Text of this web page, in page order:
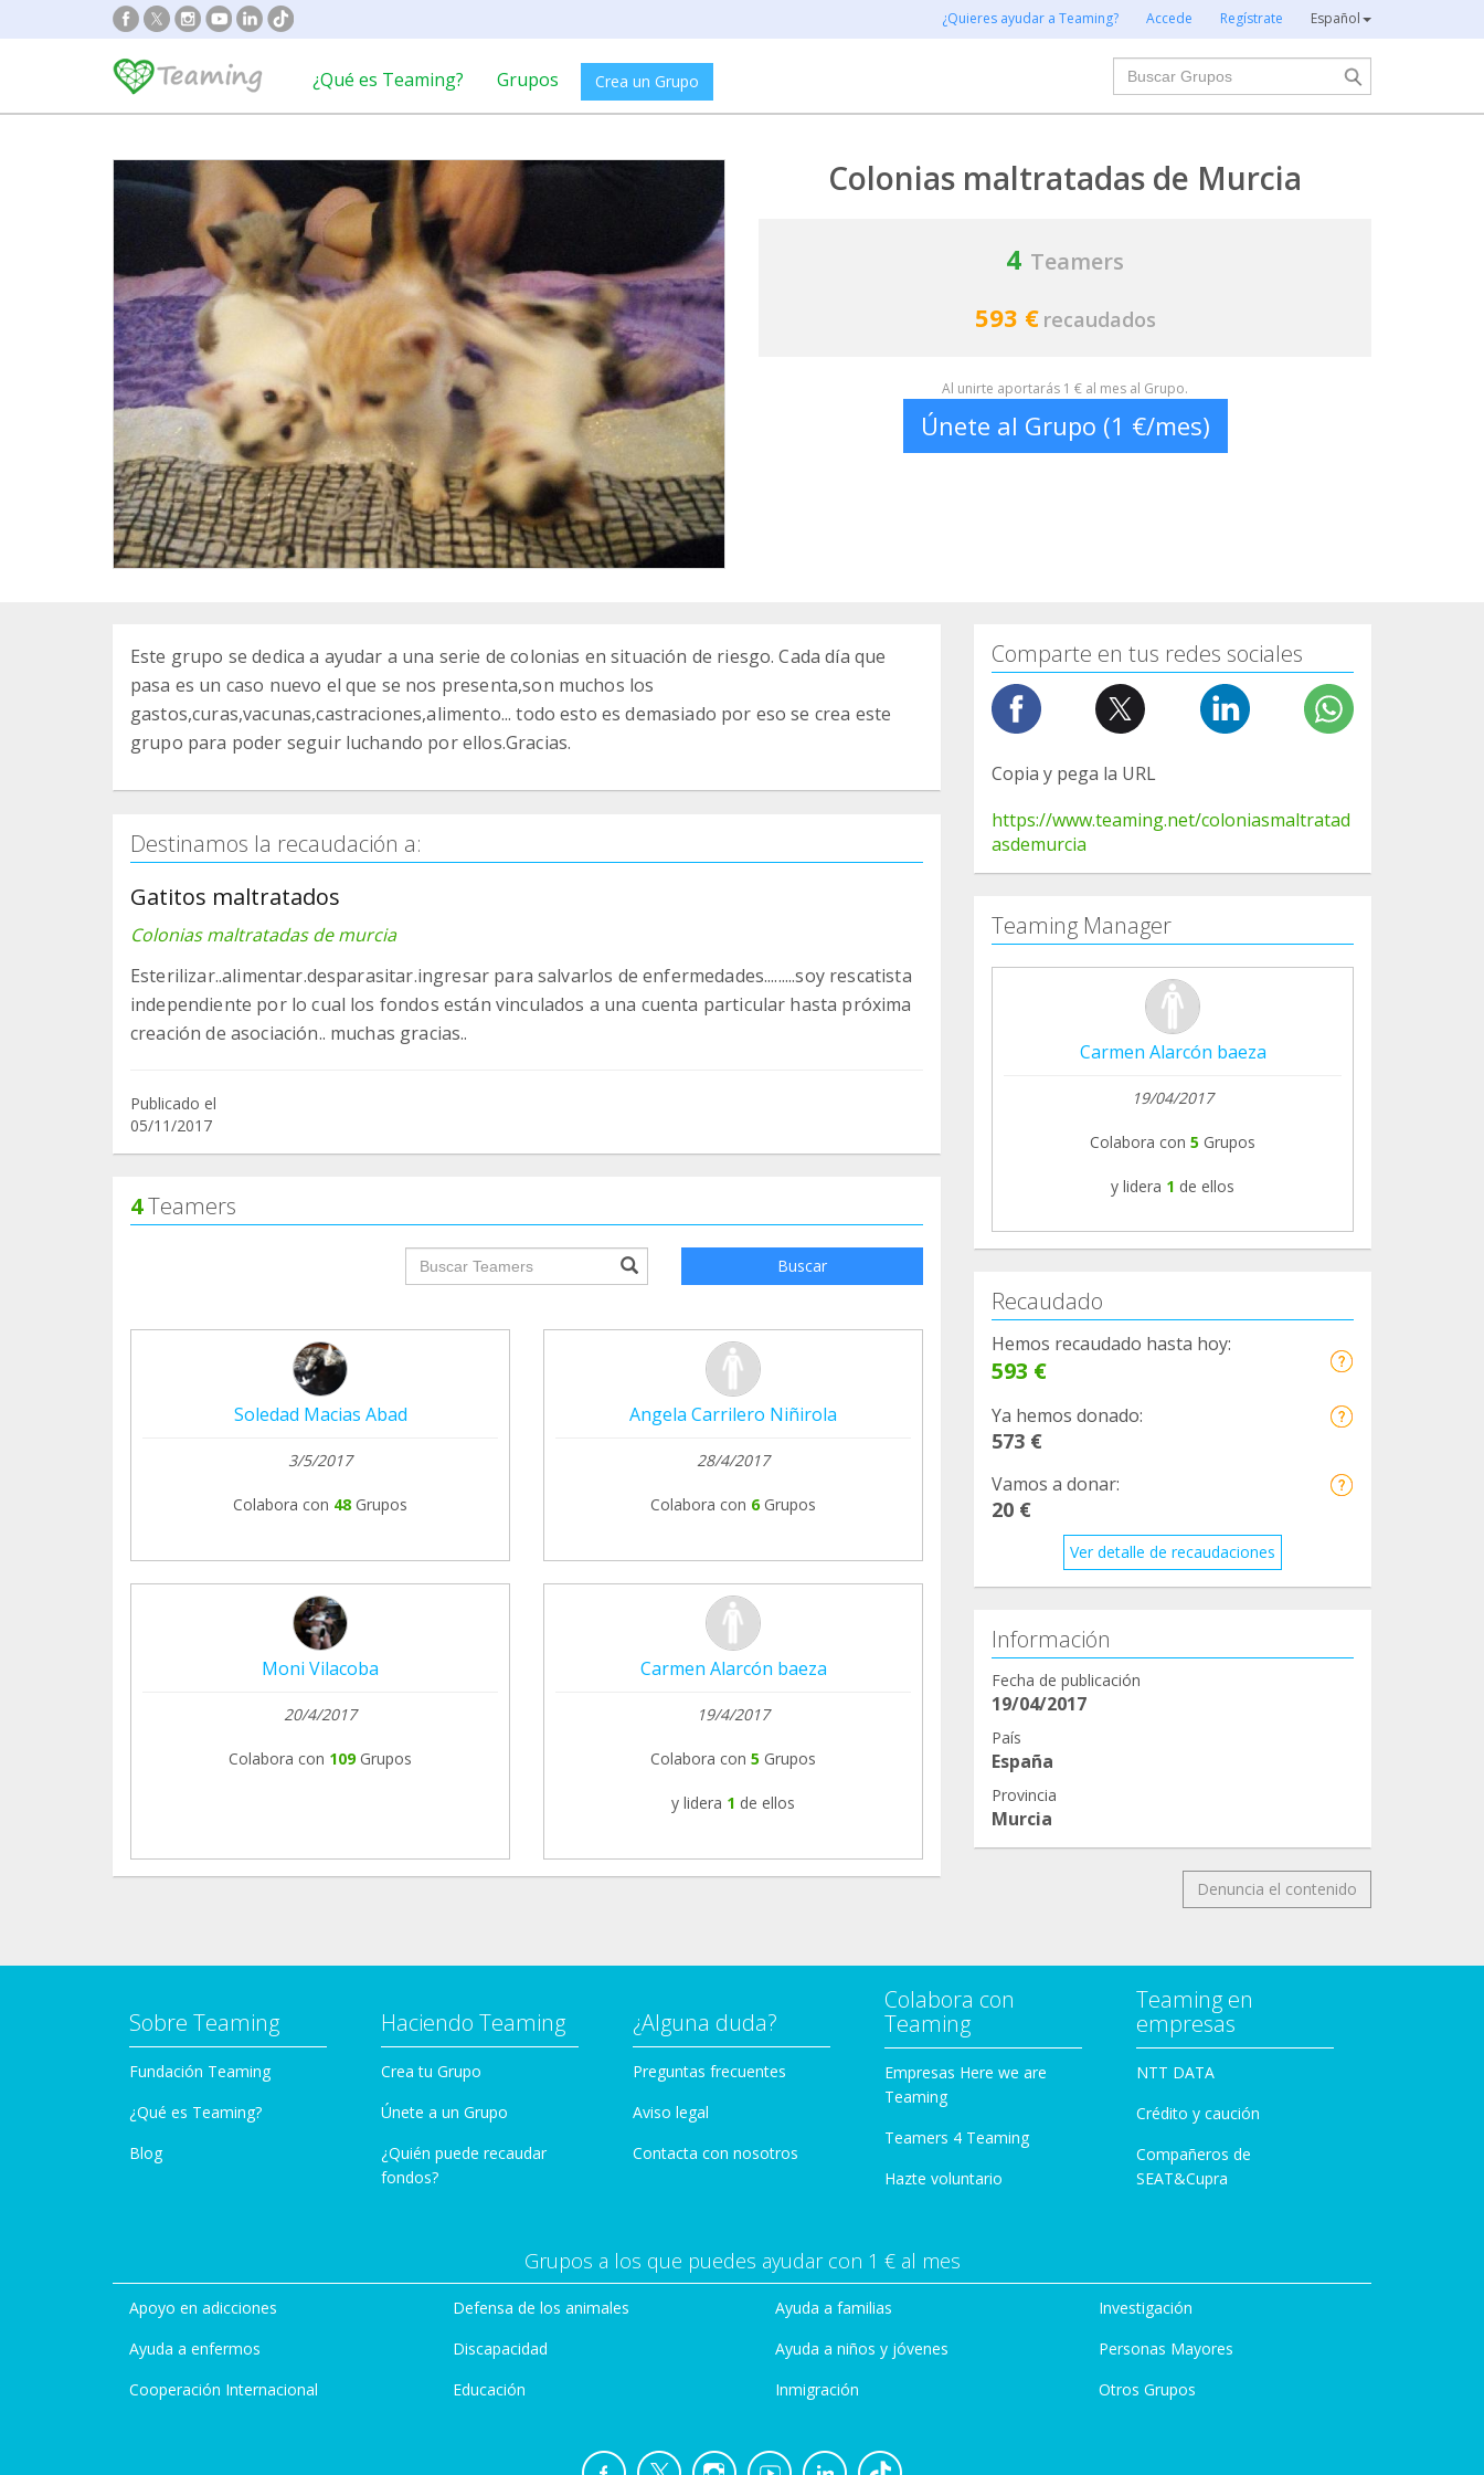
¿Quieres ayudar a Teaming? Accede Regístrate Español
¿Qué es Teaming? Grupos Crea un Grupo
Buscar
Colonias maltratadas de Murcia
4 Teamers
593 € recaudados
Al unirte aportarás 1 € al mes al Grupo.
Únete al Grupo (1 €/mes)
Este grupo se dedica a ayudar a una serie de colonias en situación de riesgo. Cada día que
pasa es un caso nuevo el que se nos presenta,son muchos los
gastos,curas,vacunas,castraciones,alimento... todo esto es demasiado por eso se crea este
grupo para poder seguir luchando por ellos.Gracias.
Destinamos la recaudación a:
Gatitos maltratados
Colonias maltratadas de murcia
Esterilizar..alimentar.desparasitar.ingresar para salvarlos de enfermedades.........soy rescatista
independiente por lo cual los fondos están vinculados a una cuenta particular hasta próxima
creación de asociación.. muchas gracias..
Publicado el
05/11/2017
4Teamers
groupProfile.searchForm.search.text??? Buscar
Soledad Macias Abad
3/5/2017
Colabora con 48 Grupos
Angela Carrilero Niñirola
28/4/2017
Colabora con 6 Grupos
Moni Vilacoba
20/4/2017
Colabora con 109 Grupos
Carmen Alarcón baeza
19/4/2017
Colabora con 5 Grupos
y lidera 1 de ellos
Comparte en tus redes sociales
Copia y pega la URL
https://www.teaming.net/coloniasmaltratad
asdemurcia
Teaming Manager
Carmen Alarcón baeza
19/04/2017
Colabora con 5 Grupos
y lidera 1 de ellos
Recaudado
Hemos recaudado hasta hoy:
593 €
Ya hemos donado:
573 €
Vamos a donar:
20 €
Ver detalle de recaudaciones
Información
Fecha de publicación
19/04/2017
País
España
Provincia
Murcia
Denuncia el contenido
Sobre Teaming
Fundación Teaming
¿Qué es Teaming?
Blog
Haciendo Teaming
Crea tu Grupo
Únete a un Grupo
¿Quién puede recaudar
fondos?
¿Alguna duda?
Preguntas frecuentes
Aviso legal
Contacta con nosotros
Colabora con
Teaming
Empresas Here we are
Teaming
Teamers 4 Teaming
Hazte voluntario
Teaming en
empresas
NTT DATA
Crédito y caución
Compañeros de
SEAT&Cupra
Grupos a los que puedes ayudar con 1 € al mes
Apoyo en adicciones
Ayuda a enfermos
Cooperación Internacional
Defensa de los animales
Discapacidad
Educación
Ayuda a familias
Ayuda a niños y jóvenes
Inmigración
Investigación
Personas Mayores
Otros Grupos